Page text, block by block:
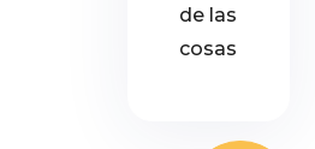
de las
cosas